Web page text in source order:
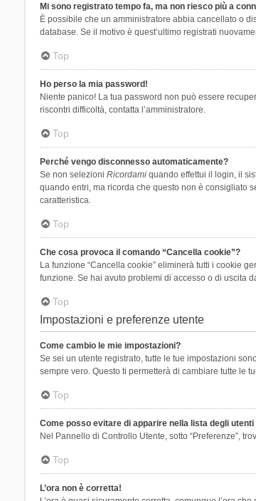
Mi sono registrato tempo fa, ma non riesco più a
È possibile che un amministratore abbia cancellato o
database. Se il motivo è quest’ultimo registrati
Top
Ho perso la mia password!
Niente panico! La tua password non può essere
riscontri difficoltà, contatta l’amministratore.
Top
Perché vengo disconnesso automaticamente?
Se non selezioni Ricordamiquando effettui il login, il
quando entri, ma ricorda che questo non è consigliato
caratteristica.
Top
Che cosa provoca il comando “Cancella cookie”?
La funzione “Cancella cookie” eliminerà tutti i cookie
funzione. Se hai avuto problemi di accesso o di uscita
Top
Impostazioni e preferenze utente
Come cambio le mie impostazioni?
Se sei un utente registrato, tutte le tue impostazioni
sempre vero. Questo ti permetterà di cambiare tutte le
Top
Come posso evitare di apparire nella lista degli utenti
Nel Pannello di Controllo Utente, sotto “Preferenze”,
Top
L’ora non è corretta!